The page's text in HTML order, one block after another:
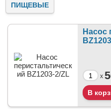
ПИЩЕВЫЕ
Насос
x